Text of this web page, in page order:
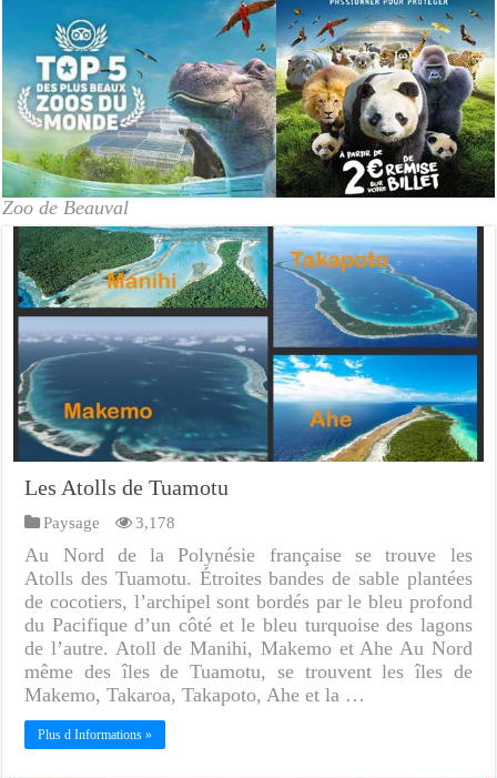
Zoo de Beauval
Les Atolls de Tuamotu
Paysage 3,178
Au Nord de la Polynésie française se trouve les
Atolls des Tuamotu. Étroites bandes de sable plantées
de cocotiers, l’archipel sont bordés par le bleu profond
du Pacifique d’un côté et le bleu turquoise des lagons
de l’autre. Atoll de Manihi, Makemo et Ahe Au Nord
même des îles de Tuamotu, se trouvent les îles de
Makemo, Takaroa, Takapoto, Ahe et la …
Plus d Informations »